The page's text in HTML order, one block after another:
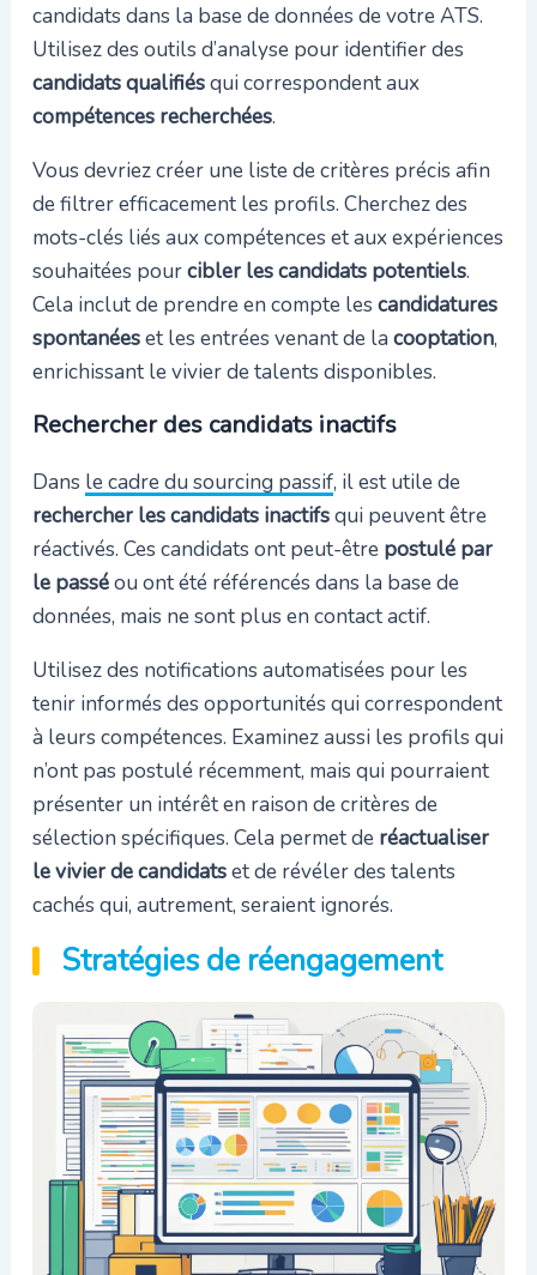
candidats dans la base de données de votre ATS.
Utilisez des outils d’analyse pour identifier des
candidats qualifiésqui correspondent aux
compétences recherchées.
Vous devriez créer une liste de critères précis afin
de filtrer efficacement les profils. Cherchez des
mots-clés liés aux compétences et aux expériences
souhaitées pourcibler les candidats potentiels.
Cela inclut de prendre en compte les candidatures
spontanéeset les entrées venant de la cooptation,
enrichissant le vivier de talents disponibles.
Rechercher des candidats inactifs
Dans le cadre du sourcing passif, il est utile de
rechercher les candidats inactifsqui peuvent être
réactivés. Ces candidats ont peut-être postulé par
le passéou ont été référencés dans la base de
données, mais ne sont plus en contact actif.
Utilisez des notifications automatisées pour les
tenir informés des opportunités qui correspondent
à leurs compétences. Examinez aussi les profils qui
n’ont pas postulé récemment, mais qui pourraient
présenter un intérêt en raison de critères de
sélection spécifiques. Cela permet de réactualiser
le vivier de candidatset de révéler des talents
cachés qui, autrement, seraient ignorés.
Stratégies de réengagement